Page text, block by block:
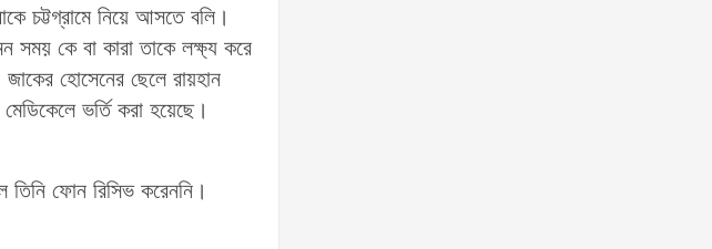
চট্টগ্রামে নিয়ে আসতে বলি।
কে বা কারা তাকে লক্ষ্য করে
হোসেনের ছেলে রায়হান
ভর্তি করা হয়েছে।
তিনি ফোন রিসিভ করেননি।